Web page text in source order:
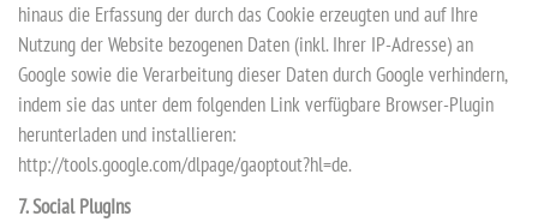
hinaus die Erfassung der durch das Cookie erzeugten und auf Ihre
Nutzung der Website bezogenen Daten (inkl. Ihrer IP-Adresse) an
Google sowie die Verarbeitung dieser Daten durch Google verhindern,
indem sie das unter dem folgenden Link verfügbare Browser-Plugin
herunterladen und installieren:
http://tools.google.com/dlpage/gaoptout?hl=de.
7. Social PlugIns